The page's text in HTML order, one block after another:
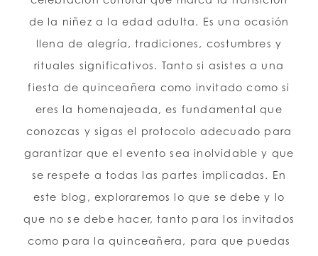
ESPAÑOL INGLES
de la niñez a la edad adulta. Es una ocasión
llena de alegría, tradiciones, costumbres y
rituales significativos. Tanto si asistes a una
fiesta de quinceañera como invitado como si
eres la homenajeada, es fundamental que
conozcas y sigas el protocolo adecuado para
garantizar que el evento sea inolvidable y que
se respete a todas las partes implicadas. En
este blog, exploraremos lo que se debe y lo
que no se debe hacer, tanto para los invitados
como para la quinceañera, para que puedas